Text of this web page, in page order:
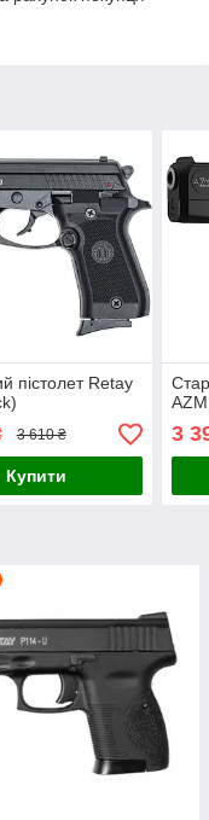
пістолет Retay
3 610 ₴
Купити
3